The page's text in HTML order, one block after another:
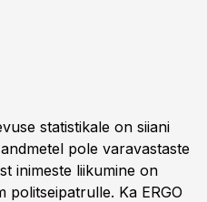
statistikale on siiani
pole varavastaste
inimeste liikumine on
politseipatrulle. Ka ERGO